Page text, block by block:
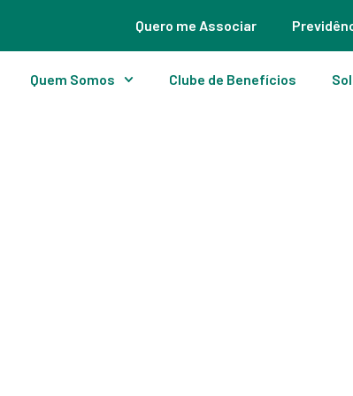
Quero me Associar
Quem Somos Clube de Benefícios